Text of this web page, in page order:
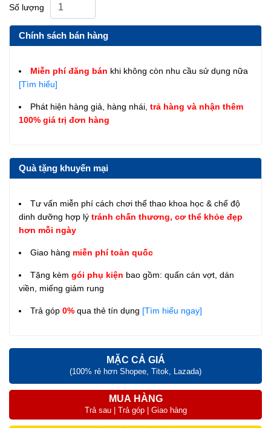
Số lượng
Chính sách bán hàng
Miễn phí đăng bán khi không còn nhu cầu sử dụng nữa
[Tìm hiểu]
Phát hiện hàng giả, hàng nhái, trả hàng và nhận thêm
100% giá trị đơn hàng
Quà tặng khuyến mại
Tư vấn miễn phí cách chơi thể thao khoa học & chế độ
dinh dưỡng hợp lý tránh chấn thương, cơ thể khỏe đẹp
hơn mỗi ngày
Giao hàng miễn phí toàn quốc
Tặng kèm gói phụ kiện bao gồm: quấn cán vợt, dán
viền, miếng giảm rung
Trả góp 0% qua thẻ tín dụng [Tìm hiểu ngay]
MẶC CẢ GIÁ
(100% rẻ hơn Shopee, Titok, Lazada)
MUA HÀNG
Trả sau | Trả góp | Giao hàng